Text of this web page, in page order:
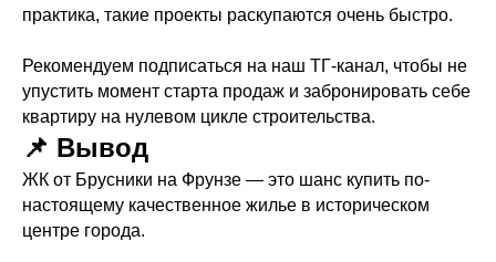
практика, такие проекты раскупаются очень быстро.
Рекомендуем подписаться на наш ТГ-канал, чтобы не
упустить момент старта продаж и забронировать себе
квартиру на нулевом цикле строительства.
📌 Вывод
ЖК от Брусники на Фрунзе — это шанс купить по-
настоящему качественное жилье в историческом
центре города.